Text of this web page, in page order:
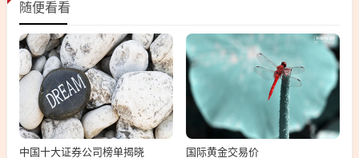
随便看看
中国十大证券公司榜单揭晓 国际黄金交易价